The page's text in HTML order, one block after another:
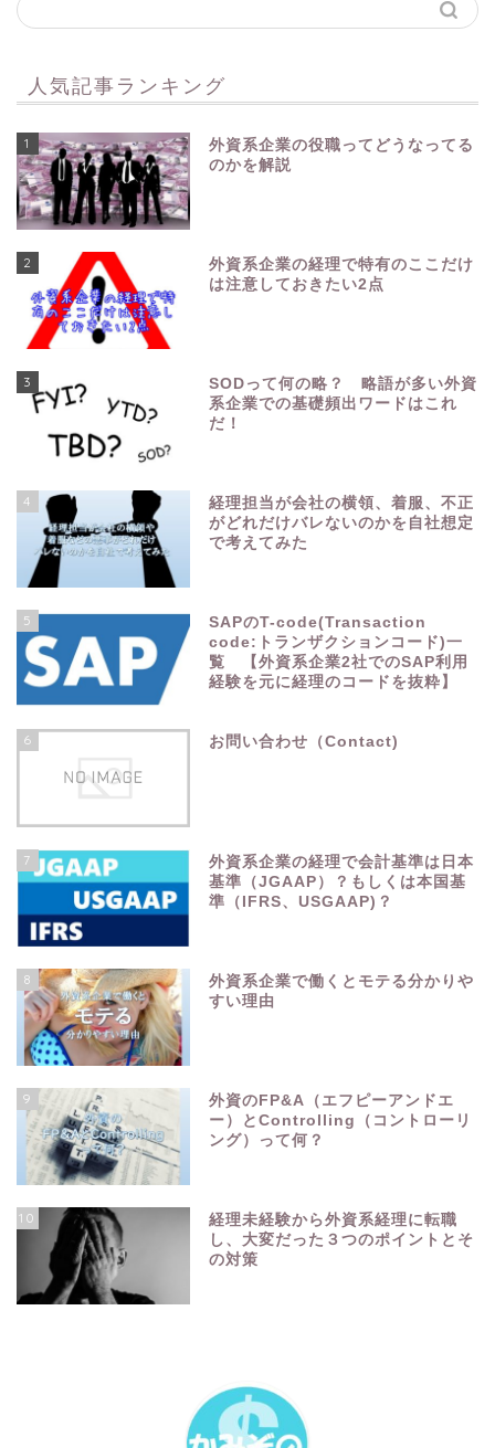
人気記事ランキング
1
外資系企業の役職ってどうなってる
のかを解説
2
外資系企業の経理で特有のここだけ
は注意しておきたい2点
3
SODって何の略？ 略語が多い外資
系企業での基礎頻出ワードはこれ
だ！
4
経理担当が会社の横領、着服、不正
がどれだけバレないのかを自社想定
で考えてみた
5
SAPのT-code(Transaction
code:トランザクションコード)一
覧 【外資系企業2社でのSAP利用
経験を元に経理のコードを抜粋】
6 お問い合わせ（Contact)
7
外資系企業の経理で会計基準は日本
基準（JGAAP）？もしくは本国基
準（IFRS、USGAAP)？
8
外資系企業で働くとモテる分かりや
すい理由
9
外資のFP&A（エフピーアンドエ
ー）とControlling（コントローリ
ング）って何？
10
経理未経験から外資系経理に転職
し、大変だった３つのポイントとそ
の対策